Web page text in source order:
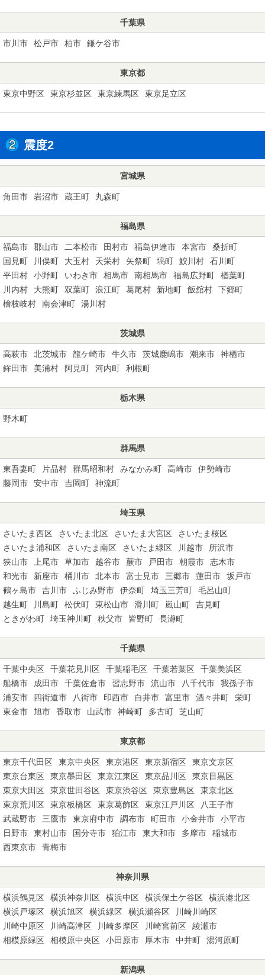
千葉県
市川市 松戸市 柏市 鎌ケ谷市
東京都
東京中野区 東京杉並区 東京練馬区 東京足立区
震度2
宮城県
角田市 岩沼市 蔵王町 丸森町
福島県
福島市 郡山市 二本松市 田村市 福島伊達市 本宮市
桑折町
国見町
川俣町 大玉村 天栄村 矢祭町 塙町 鮫川村
石川町
平田村
小野町 いわき市 相馬市 南相馬市 福島広野町
楢葉町
川内村
大熊町 双葉町 浪江町 葛尾村 新地町 飯舘村
下郷町
檜枝岐村
南会津町 湯川村
茨城県
高萩市 北茨城市 龍ケ崎市 牛久市 茨城鹿嶋市 潮来市
神栖市
鉾田市
美浦村 阿見町 河内町 利根町
栃木県
野木町
群馬県
東吾妻町 片品村 群馬昭和村 みなかみ町 高崎市
伊勢崎市
藤岡市
安中市 吉岡町 神流町
埼玉県
さいたま西区 さいたま北区 さいたま大宮区
さいたま桜区
さいたま浦和区
さいたま南区 さいたま緑区 川越市
所沢市
狭山市
上尾市 草加市 越谷市 蕨市 戸田市 朝霞市
志木市
和光市
新座市 桶川市 北本市 富士見市 三郷市 蓮田市
坂戸市
鶴ヶ島市
吉川市 ふじみ野市 伊奈町 埼玉三芳町
毛呂山町
越生町
川島町 松伏町 東松山市 滑川町 嵐山町
吉見町
ときがわ町
埼玉神川町 秩父市 皆野町 長瀞町
千葉県
千葉中央区 千葉花見川区 千葉稲毛区 千葉若葉区
千葉美浜区
船橋市
成田市 千葉佐倉市 習志野市 流山市 八千代市
我孫子市
浦安市
四街道市 八街市 印西市 白井市 富里市 酒々井町
栄町
東金市
旭市 香取市 山武市 神崎町 多古町 芝山町
東京都
東京千代田区 東京中央区 東京港区 東京新宿区
東京文京区
東京台東区
東京墨田区 東京江東区 東京品川区
東京目黒区
東京大田区
東京世田谷区 東京渋谷区 東京豊島区
東京北区
東京荒川区
東京板橋区 東京葛飾区 東京江戸川区
八王子市
武蔵野市
三鷹市 東京府中市 調布市 町田市 小金井市
小平市
日野市
東村山市 国分寺市 狛江市 東大和市 多摩市
稲城市
西東京市
青梅市
神奈川県
横浜鶴見区 横浜神奈川区 横浜中区 横浜保土ケ谷区
横浜港北区
横浜戸塚区
横浜旭区 横浜緑区 横浜瀬谷区
川崎川崎区
川崎中原区
川崎高津区 川崎多摩区 川崎宮前区
綾瀬市
相模原緑区
相模原中央区 小田原市 厚木市 中井町 湯河原町
新潟県